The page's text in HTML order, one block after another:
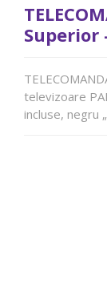
Superior
televizoare
incluse, negru